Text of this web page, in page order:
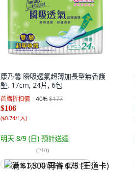
康乃馨 瞬吸透氣超薄加長型無香護
墊, 17cm, 24片, 6包
首購折扣價 40%$177
$106
($0.74/1入)
明天 8/9 (日) 預計送達
(210)
满 $1,500 再省 $75 (王道卡)